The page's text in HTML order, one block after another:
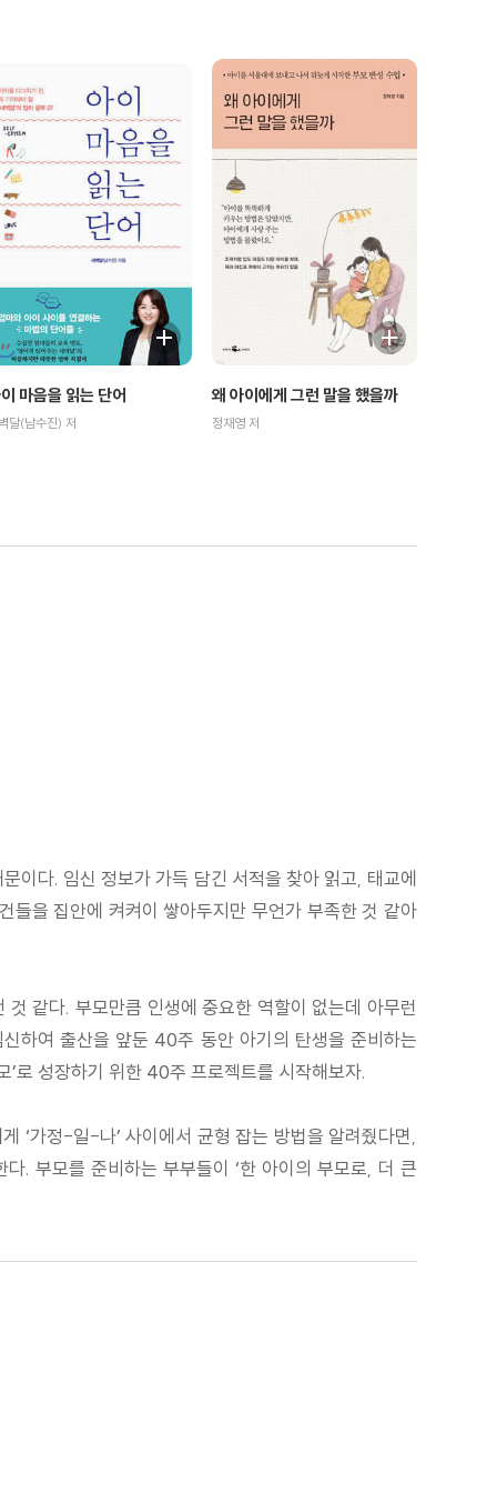
마음을 읽는 단어
달(남수진) 저
왜 아이에게 그런 말을 했을까
정재영 저
이다. 임신 정보가 가득 담긴 서적을 찾아 읽고, 태교에
들을 집안에 켜켜이 쌓아두지만 무언가 부족한 것 같아
같다. 부모만큼 인생에 중요한 역할이 없는데 아무런
하여 출산을 앞둔 40주 동안 아기의 탄생을 준비하는
’로 성장하기 위한 40주 프로젝트를 시작해보자.
‘가정-일-나’ 사이에서 균형 잡는 방법을 알려줬다면,
. 부모를 준비하는 부부들이 ‘한 아이의 부모로, 더 큰